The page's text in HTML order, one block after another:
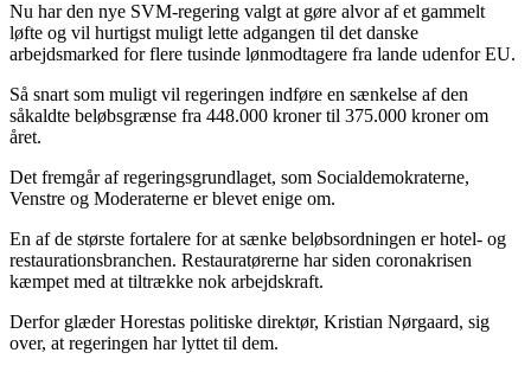
Nu har den nye SVM-regering valgt at gøre alvor af et gammelt
løfte og vil hurtigst muligt lette adgangen til det danske
arbejdsmarked for flere tusinde lønmodtagere fra lande udenfor EU.
Så snart som muligt vil regeringen indføre en sænkelse af den
såkaldte beløbsgrænse fra 448.000 kroner til 375.000 kroner om
året.
Det fremgår af regeringsgrundlaget, som Socialdemokraterne,
Venstre og Moderaterne er blevet enige om.
En af de største fortalere for at sænke beløbsordningen er hotel- og
restaurationsbranchen. Restauratørerne har siden coronakrisen
kæmpet med at tiltrække nok arbejdskraft.
Derfor glæder Horestas politiske direktør, Kristian Nørgaard, sig
over, at regeringen har lyttet til dem.